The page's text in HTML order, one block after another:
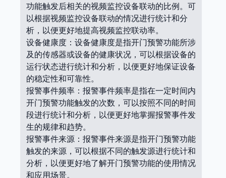
功能触发后相关的视频监控设备联动的比例。可
以根据视频监控设备联动的情况进行统计和分
析，以便更好地提高视频监控联动率。
设备健康度：设备健康度是指开门预警功能所涉
及的传感器或设备的健康状况，可以根据设备的
运行状态进行统计和分析，以便更好地保证设备
的稳定性和可靠性。
报警事件频率：报警事件频率是指在一定时间内
开门预警功能触发的次数，可以按照不同的时间
段进行统计和分析，以便更好地掌握报警事件发
生的规律和趋势。
报警事件来源：报警事件来源是指开门预警功能
触发的来源，可以根据不同的触发源进行统计和
分析，以便更好地了解开门预警功能的使用情况
和应用场景。